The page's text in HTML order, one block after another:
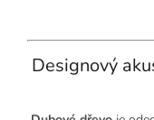
Designový